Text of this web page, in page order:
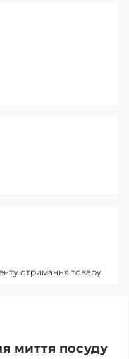
миття посуду
отримання товару